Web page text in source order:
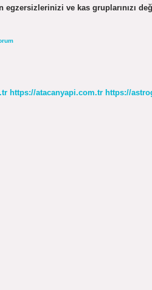
egzersizlerinizi ve kas gruplarınızı
https://atacanyapi.com.tr https://